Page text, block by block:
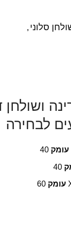
סלוני ,
לבחירה
עומק
עומק